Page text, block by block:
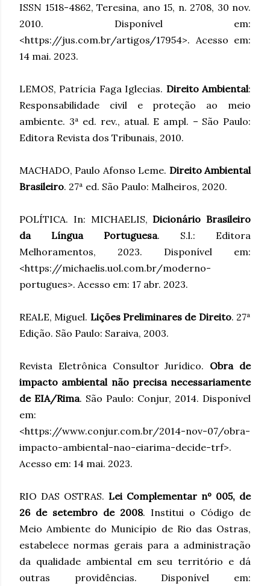
ISSN 1518-4862, Teresina, ano 15, n. 2708, 30 nov.
2010. Disponível em:
<https://jus.com.br/artigos/17954>. Acesso em:
14 mai. 2023.
LEMOS, Patrícia Faga Iglecias. Direito Ambiental:
Responsabilidade civil e proteção ao meio
ambiente. 3ª ed. rev., atual. E ampl. – São Paulo:
Editora Revista dos Tribunais, 2010.
MACHADO, Paulo Afonso Leme. Direito Ambiental
Brasileiro. 27ª ed. São Paulo: Malheiros, 2020.
POLÍTICA. In: MICHAELIS,Dicionário Brasileiro
da Língua Portuguesa. S.l.: Editora
Melhoramentos, 2023. Disponível em:
<https://michaelis.uol.com.br/moderno-
portugues>. Acesso em: 17 abr. 2023.
REALE, Miguel. Lições Preliminares de Direito. 27ª
Edição. São Paulo: Saraiva, 2003.
Revista Eletrônica Consultor Jurídico. Obra de
impacto ambiental não precisa necessariamente
de EIA/Rima. São Paulo: Conjur, 2014. Disponível
em:
<https://www.conjur.com.br/2014-nov-07/obra-
impacto-ambiental-nao-eiarima-decide-trf>.
Acesso em: 14 mai. 2023.
RIO DAS OSTRAS. Lei Complementar nº 005, de
26 de setembro de 2008. Institui o Código de
Meio Ambiente do Município de Rio das Ostras,
estabelece normas gerais para a administração
da qualidade ambiental em seu território e dá
outras providências. Disponível em: